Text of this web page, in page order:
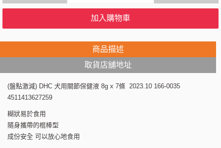
加入購物車
商品描述
取貨店舖地址
(盤點激減) DHC 犬用關節保健液 8g x 7條 2023.10 166-0035
4511413627259
糊狀易於食用
隨身攜帶的棍棒型
成份安全 可以放心地食用